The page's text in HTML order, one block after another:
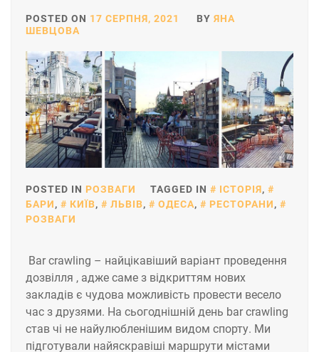
POSTED ON 17 СЕРПНЯ, 2021 BY ЯНА
ШЕВЦОВА
POSTED IN РОЗВАГИ TAGGED IN ІСТОРІЯ,
БАРИ, КИЇВ, ЛЬВІВ, ОДЕСА, РЕСТОРАНИ,
РОЗВАГИ
Bar crawling – найцікавіший варіант проведення
дозвілля , адже саме з відкриттям нових
закладів є чудова можливість провести весело
час з друзями. На сьогоднішній день bar crawling
став чі не найулюбленішим видом спорту. Ми
підготували найяскравіші маршрути містами